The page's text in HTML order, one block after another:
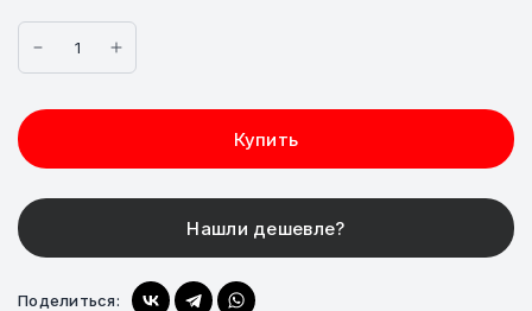
Купить
Поделиться: